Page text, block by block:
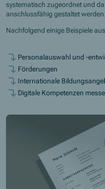
systematisch zugeordnet und
anschlussfähig gestaltet werden.
Nachfolgend einige Beispiele
Personalauswahl und -
Förderungen
Internationale
Digitale Kompetenzen